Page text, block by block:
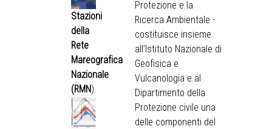
Stazioni
della
Rete
Mareografica
Nazionale
(RMN).
Protezione e la
Ricerca Ambientale -
costituisce insieme
all’Istituto Nazionale di
Geofisica e
Vulcanologia e al
Dipartimento della
Protezione civile una
delle componenti del